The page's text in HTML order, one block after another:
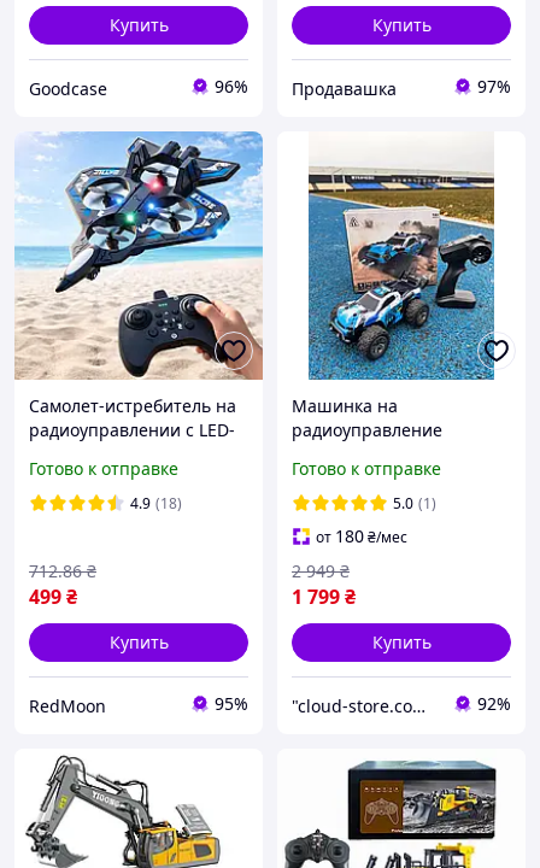
Купить
Goodcase 96%
Купить
Продавашка 97%
Самолет-истребитель на
радиоуправлении с LED-
М33 / Радиоуправляемый
самолет на
Готово к отправке
4.9 (18)
499₴
712.86 ₴
Купить
RedMoon 95%
Машинка на
радиоуправление
1:20 20 км/ч
радиоуправляемый
игрушка для взрослых и
детей
Готово к отправке
5.0 (1)
от 180₴/мес
1 799₴
2 949 ₴
Купить
"cloud-store.com.ua" - Интернет-магазин 92%